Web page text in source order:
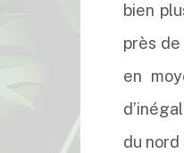
bien
près de
en
du nord